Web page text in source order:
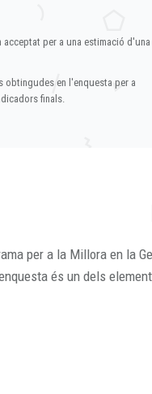
per a una estimació d'una
obtingudes en l'enquesta per a
finals.
per a la Millora en la
és un dels